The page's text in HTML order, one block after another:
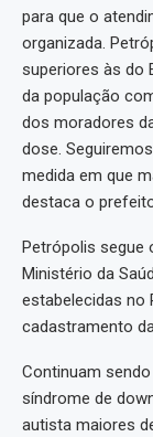
para que o
organizada.
superiores às do
da população
dos moradores
dose.
medida em que
destaca o
Petrópolis segue
Ministério da
estabelecidas no
cadastramento
Continuam
síndrome de
autista maiores